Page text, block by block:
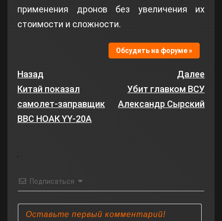
применения дронов без увеличения их
стоимости и сложности.
Обсудить на форуме »
Назад
Китай показал
самолет-заправщик
ВВС НОАК YY-20A
Далее
Убит главком ВСУ
Александр Сырский
Подписаться